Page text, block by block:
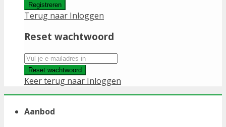
Registreren
Terug naar Inloggen
Reset wachtwoord
Reset wachtwoord
Keer terug naar Inloggen
Aanbod